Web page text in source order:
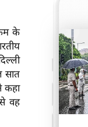
के
सात
कहा
वह